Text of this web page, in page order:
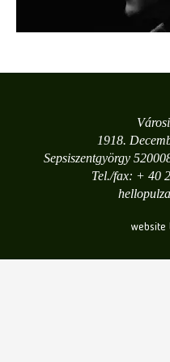
1918.
Sepsiszentgyörgy
Tel./fax: + 40
website